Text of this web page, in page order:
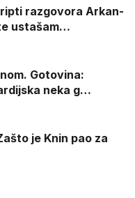
razgovora Arkan-
ustašam…
neka g…
je Knin pao za